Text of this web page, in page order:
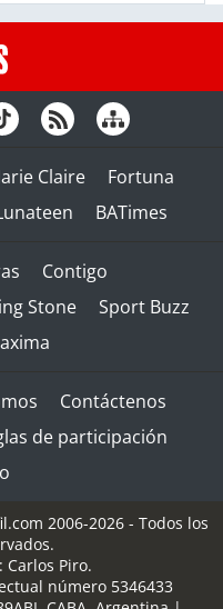
Claire
Fortuna
BATimes
Contigo
Stone
Sport Buzz
Contáctenos
de participación
2006-2026 - Todos los
Piro.
número 5346433